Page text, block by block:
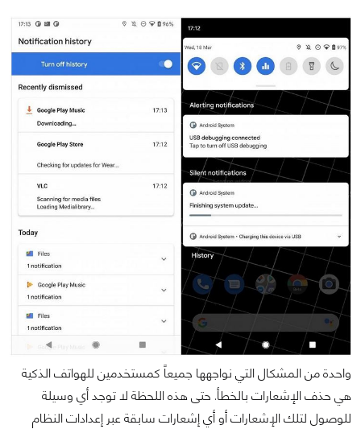
واحدة من المشكال التي نواجهها جميعاً كمستخدمين للهواتف الذكية
هي حذف الإشعارات بالخطأ. حتى هذه اللحظة لا توجد أي وسيلة
للوصول لتلك الإشعارات أو أي إشعارات سابقة عبر إعدادات النظام